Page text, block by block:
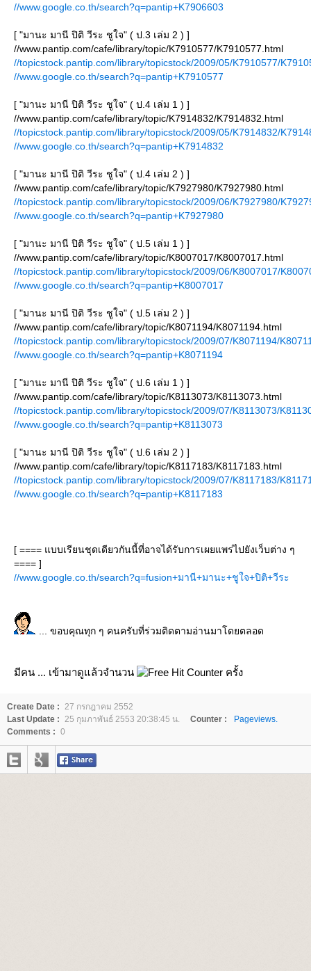
//www.google.co.th/search?q=pantip+K7906603
[ "มานะ มานี ปิติ วีระ ชูใจ" ( ป.3 เล่ม 2 ) ]
//www.pantip.com/cafe/library/topic/K7910577/K7910577.html
//topicstock.pantip.com/library/topicstock/2009/05/K7910577/
//www.google.co.th/search?q=pantip+K7910577
[ "มานะ มานี ปิติ วีระ ชูใจ" ( ป.4 เล่ม 1 ) ]
//www.pantip.com/cafe/library/topic/K7914832/K7914832.html
//topicstock.pantip.com/library/topicstock/2009/05/K7914832/
//www.google.co.th/search?q=pantip+K7914832
[ "มานะ มานี ปิติ วีระ ชูใจ" ( ป.4 เล่ม 2 ) ]
//www.pantip.com/cafe/library/topic/K7927980/K7927980.html
//topicstock.pantip.com/library/topicstock/2009/06/K7927980/
//www.google.co.th/search?q=pantip+K7927980
[ "มานะ มานี ปิติ วีระ ชูใจ" ( ป.5 เล่ม 1 ) ]
//www.pantip.com/cafe/library/topic/K8007017/K8007017.html
//topicstock.pantip.com/library/topicstock/2009/06/K8007017/
//www.google.co.th/search?q=pantip+K8007017
[ "มานะ มานี ปิติ วีระ ชูใจ" ( ป.5 เล่ม 2 ) ]
//www.pantip.com/cafe/library/topic/K8071194/K8071194.html
//topicstock.pantip.com/library/topicstock/2009/07/K8071194/
//www.google.co.th/search?q=pantip+K8071194
[ "มานะ มานี ปิติ วีระ ชูใจ" ( ป.6 เล่ม 1 ) ]
//www.pantip.com/cafe/library/topic/K8113073/K8113073.html
//topicstock.pantip.com/library/topicstock/2009/07/K8113073/
//www.google.co.th/search?q=pantip+K8113073
[ "มานะ มานี ปิติ วีระ ชูใจ" ( ป.6 เล่ม 2 ) ]
//www.pantip.com/cafe/library/topic/K8117183/K8117183.html
//topicstock.pantip.com/library/topicstock/2009/07/K8117183/
//www.google.co.th/search?q=pantip+K8117183
[ ==== แบบเรียนชุดเดียวกันนี้ที่อาจได้รับการเผยแพร่ไปยังเว็บต่าง ๆ
==== ]
//www.google.co.th/search?q=fusion+มานี+มานะ+ชูใจ+ปิติ+วีระ
... ขอบคุณทุก ๆ คนครับที่ร่วมติดตามอ่านมาโดยตลอด
มีคน ... เข้ามาดูแล้วจำนวน ครั้ง
Create Date :
27 กรกฎาคม 2552
Last Update :
25 กุมภาพันธ์ 2553 20:38:45 น. Counter :
Pageviews.
Comments : 0